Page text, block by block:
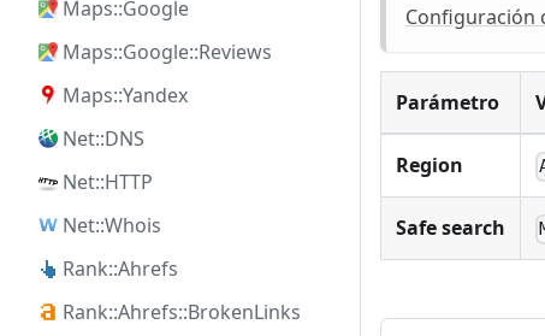
Maps::Google
Maps::Google::Reviews
Maps::Yandex
Net::DNS
Net::HTTP
Net::Whois
Rank::Ahrefs
Rank::Ahrefs::BrokenLinks
Configuración
Parámetro
Region
Safe search